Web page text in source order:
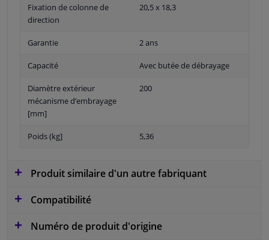
Fixation de colonne de
direction
20,5 x 18,3
Garantie 2 ans
Capacité Avec butée de débrayage
Diamètre extérieur
mécanisme d’embrayage
[mm]
200
Poids (kg] 5,36
Produit similaire d'un autre fabriquant
Compatibilité
Numéro de produit d'origine